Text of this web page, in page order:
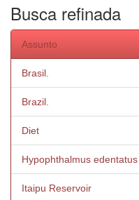
Busca refinada
Assunto
Brasil.
Brazil.
Diet
Hypophthalmus edentatus
Itaipu Reservoir